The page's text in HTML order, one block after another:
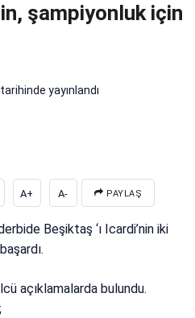
şampiyonluk için
tarihinde yayınlandı
A+ A- PAYLAŞ
Beşiktaş ‘ı Icardi’nin iki
açıklamalarda bulundu.